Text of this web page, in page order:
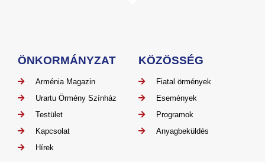
ÖNKORMÁNYZAT
Arménia Magazin
Urartu Örmény Színház
Testület
Kapcsolat
Hírek
KÖZÖSSÉG
Fiatal örmények
Események
Programok
Anyagbeküldés